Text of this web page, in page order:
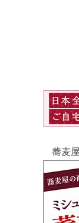
蕎麦